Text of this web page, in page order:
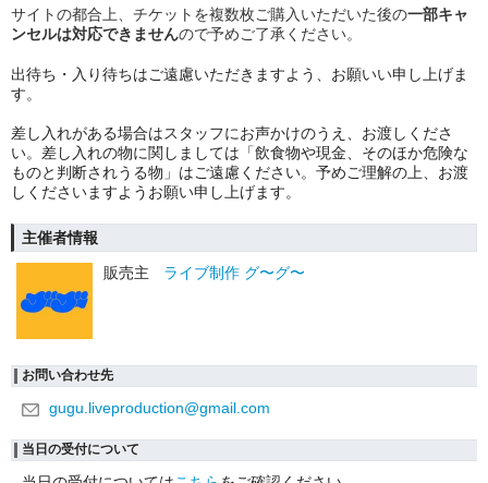
サイトの都合上、チケットを複数枚ご購入いただいた後の一部キャ
ンセルは対応できませんので予めご了承ください。
︎出待ち・入り待ちはご遠慮いただきますよう、お願いい申し上げま
す。
︎差し入れがある場合はスタッフにお声かけのうえ、お渡しくださ
い。差し入れの物に関しましては「飲食物や現金、そのほか危険な
ものと判断されうる物」はご遠慮ください。予めご理解の上、お渡
しくださいますようお願い申し上げます。
主催者情報
販売主
ライブ制作 グ〜グ〜
お問い合わせ先
gugu.liveproduction@gmail.com
当日の受付について